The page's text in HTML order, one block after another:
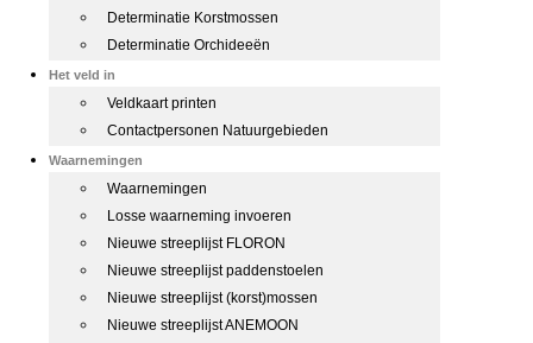
Determinatie Korstmossen
Determinatie Orchideeën
Het veld in
Veldkaart printen
Contactpersonen Natuurgebieden
Waarnemingen
Waarnemingen
Losse waarneming invoeren
Nieuwe streeplijst FLORON
Nieuwe streeplijst paddenstoelen
Nieuwe streeplijst (korst)mossen
Nieuwe streeplijst ANEMOON